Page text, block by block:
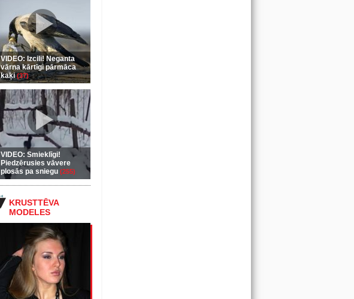
VIDEO: Izcili! Neganta
vārna kārtīgi pārmāca
kaķi(37)
VIDEO: Smieklīgi!
Piedzērusies vāvere
plosās pa sniegu (255)
KRUSTTĒVA
MODELES